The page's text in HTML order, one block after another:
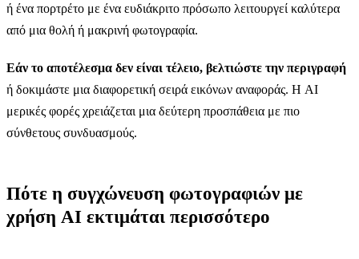
ή ένα πορτρέτο με ένα ευδιάκριτο πρόσωπο λειτουργεί καλύτερα
από μια θολή ή μακρινή φωτογραφία.
Εάν το αποτέλεσμα δεν είναι τέλειο, βελτιώστε την περιγραφή
ή δοκιμάστε μια διαφορετική σειρά εικόνων αναφοράς. Η AI
μερικές φορές χρειάζεται μια δεύτερη προσπάθεια με πιο
σύνθετους συνδυασμούς.
Πότε η συγχώνευση φωτογραφιών με
χρήση AI εκτιμάται περισσότερο